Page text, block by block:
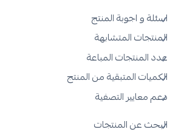
اسئلة و اجوبة المنتج
المنتجات المتشابهة
عدد المنتجات المباعة
الكميات المتبقية من المنتج
دعم معايير التصفية
البحث عن المنتجات